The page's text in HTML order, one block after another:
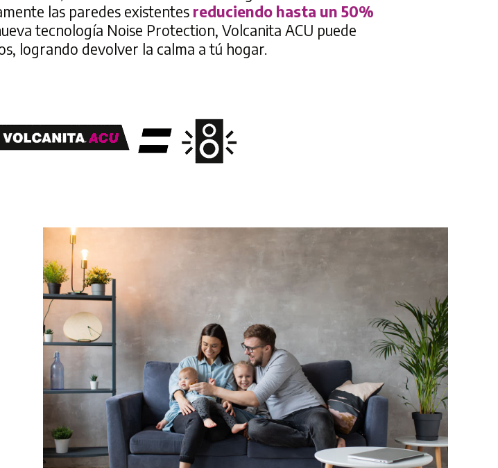
las paredes existentes reduciendo hasta un 50%
tecnología Noise Protection, Volcanita ACU puede
logrando devolver la calma a tú hogar.